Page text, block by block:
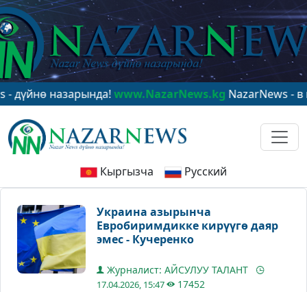
назарында!www.NazarNews.kgNazarNews - в
Кыргызча Русский
Украина азырынча
Евробиримдикке кирүүгө даяр
эмес - Кучеренко
Журналист: АЙСУЛУУ ТАЛАНТ
17.04.2026, 15:47 17452